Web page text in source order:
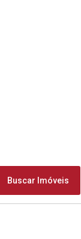
Buscar Imóveis